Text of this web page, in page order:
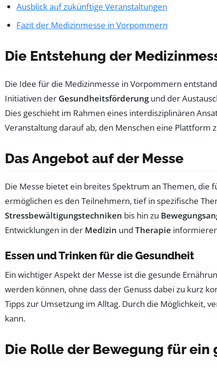
Ausblick auf zukünftige Veranstaltungen
Fazit der Medizinmesse in Vorpommern
Die Entstehung der
Die Idee für die Medizinmesse in Vorpommern
Initiativen der Gesundheitsförderungund der
Dies geschieht im Rahmen eines interdisziplinären
Veranstaltung darauf ab, den Menschen eine
Das Angebot auf der Messe
Die Messe bietet ein breites Spektrum an Themen, die
ermöglichen es den Teilnehmern, tief in spezifische
Stressbewältigungstechniken bis hin zu
Entwicklungen in der Medizin und Therapie
Essen und Trinken für die Gesundheit
Ein wichtiger Aspekt der Messe ist die gesunde
werden können, ohne dass der Genuss dabei zu kurz
Tipps zur Umsetzung im Alltag. Durch die Möglichkeit,
kann.
Die Rolle der Bewegung für ein